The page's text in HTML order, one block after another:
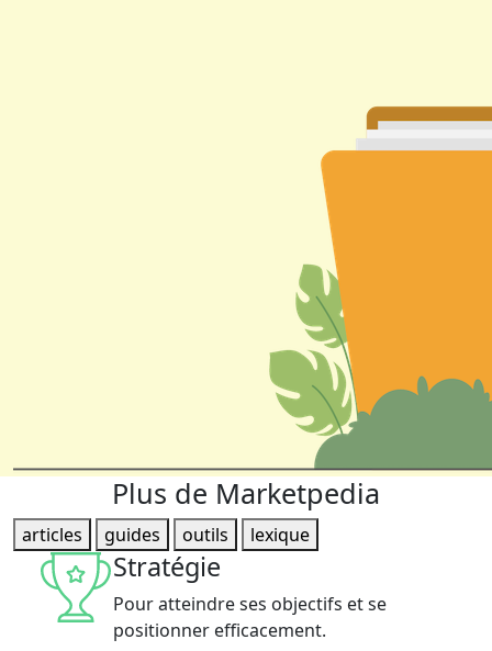
Plus de Marketpedia
articles guides outils lexique
Stratégie
Pour atteindre ses objectifs et se
positionner efficacement.